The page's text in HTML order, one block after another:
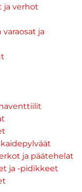
ja verhot
ja
ja päätehelat
ja -pidikkeet